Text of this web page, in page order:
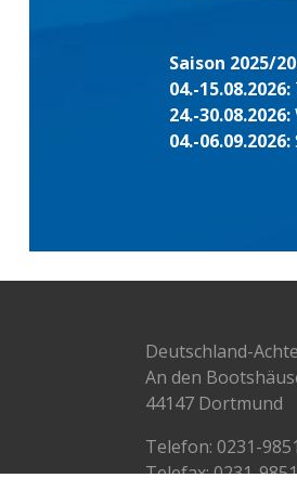
Saison 2025/
04.-15.08.2026:
24.-30.08.2026:
04.-06.09.2026:
Deutschland-
An den
44147 Dortmund
Telefon: 0231-
Telefax: 0231-